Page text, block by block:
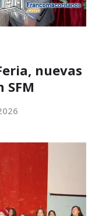
nuevas
SFM